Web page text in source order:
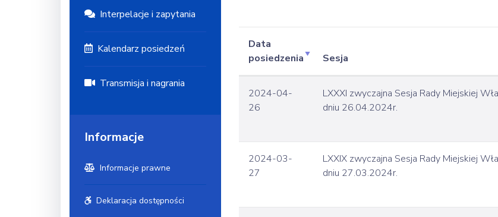
Interpelacje i zapytania
Kalendarz posiedzeń
Transmisja i nagrania
Informacje
Informacje prawne
Deklaracja dostępności
Data
posiedzenia
Sesja
2024-04-
26
LXXXI zwyczajna Sesja Rady Miejskiej
dniu 26.04.2024r.
2024-03-
27
LXXIX zwyczajna Sesja Rady Miejskiej
dniu 27.03.2024r.